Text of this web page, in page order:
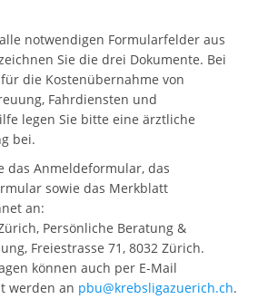
notwendigen Formularfelder aus
Sie die drei Dokumente. Bei
die Kostenübernahme von
Fahrdiensten und
legen Sie bitte eine ärztliche
bei.
das Anmeldeformular, das
sowie das Merkblatt
an:
Persönliche Beratung &
Freiestrasse 71, 8032 Zürich.
können auch per E-Mail
werden an pbu@krebsligazuerich.ch.